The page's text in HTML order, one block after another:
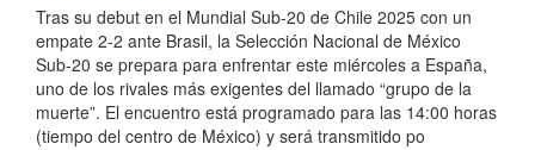
Tras su debut en el Mundial Sub-20 de Chile 2025 con un
empate 2-2 ante Brasil, la Selección Nacional de México
Sub-20 se prepara para enfrentar este miércoles a España,
uno de los rivales más exigentes del llamado “grupo de la
muerte”. El encuentro está programado para las 14:00 horas
(tiempo del centro de México) y será transmitido po